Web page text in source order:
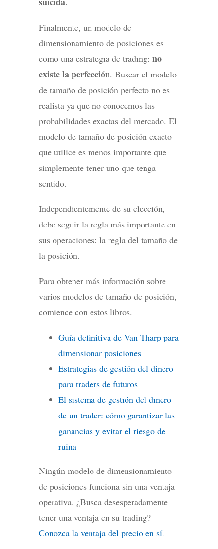
Finalmente, un modelo de
dimensionamiento de posiciones es
como una estrategia de trading: no
existe la perfección. Buscar el modelo
de tamaño de posición perfecto no es
realista ya que no conocemos las
probabilidades exactas del mercado. El
modelo de tamaño de posición exacto
que utilice es menos importante que
simplemente tener uno que tenga
sentido.
Independientemente de su elección,
debe seguir la regla más importante en
sus operaciones: la regla del tamaño de
la posición.
Para obtener más información sobre
varios modelos de tamaño de posición,
comience con estos libros.
Guía definitiva de Van Tharp para
dimensionar posiciones
Estrategias de gestión del dinero
para traders de futuros
El sistema de gestión del dinero
de un trader: cómo garantizar las
ganancias y evitar el riesgo de
ruina
Ningún modelo de dimensionamiento
de posiciones funciona sin una ventaja
operativa. ¿Busca desesperadamente
tener una ventaja en su trading?
Conozca la ventaja del precio en sí.